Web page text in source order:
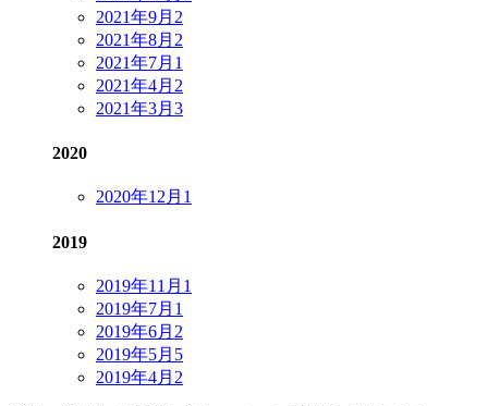
2021年9月 2
2021年8月 2
2021年7月 1
2021年4月 2
2021年3月 3
2020
2020年12月 1
2019
2019年11月 1
2019年7月 1
2019年6月 2
2019年5月 5
2019年4月 2